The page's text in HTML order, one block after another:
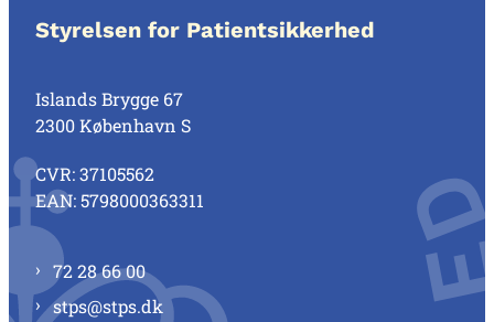
Styrelsen for Patientsikkerhed
Islands Brygge 67
2300 København S
CVR: 37105562
EAN: 5798000363311
72 28 66 00
stps@stps.dk